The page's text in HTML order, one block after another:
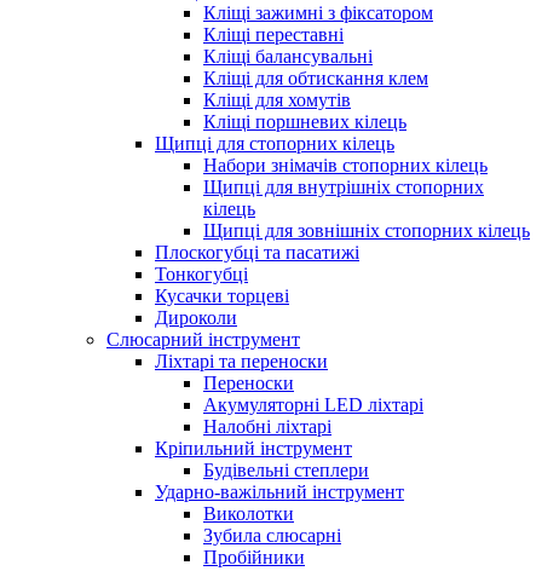
Кліщі зажимні з фіксатором
Кліщі переставні
Кліщі балансувальні
Кліщі для обтискання клем
Кліщі для хомутів
Кліщі поршневих кілець
Щипці для стопорних кілець
Набори знімачів стопорних кілець
Щипці для внутрішніх стопорних
кілець
Щипці для зовнішніх стопорних кілець
Плоскогубці та пасатижі
Тонкогубці
Кусачки торцеві
Дироколи
Слюсарний інструмент
Ліхтарі та переноски
Переноски
Акумуляторні LED ліхтарі
Налобні ліхтарі
Кріпильний інструмент
Будівельні степлери
Ударно-важільний інструмент
Виколотки
Зубила слюсарні
Пробійники